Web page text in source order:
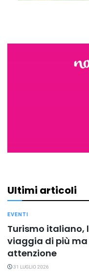
Ultimi articoli
EVENTI
Turismo italiano,
viaggia di più ma
attenzione
31 LUGLIO 2026